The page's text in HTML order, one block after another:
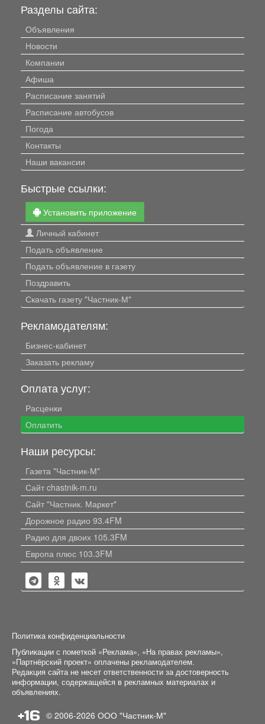
Разделы сайта:
Объявления
Новости
Компании
Афиша
Расписание занятий
Расписание автобусов
Погода
Контакты
Наши вакансии
Быстрые ссылки:
Установить приложение
Личный кабинет
Подать объявление
Подать объявление в газету
Поздравить
Скачать газету "Частник-М"
Рекламодателям:
Бизнес-кабинет
Заказать рекламу
Оплата услуг:
Расценки
Оплатить
Наши ресурсы:
Газета "Частник-М"
Сайт chastnik-m.ru
Сайт "Частник. Маркет"
Дорожное радио 93.4FM
Радио для двоих 105.3FM
Европа плюс 103.3FM
Политика конфиденциальности
Публикации с пометкой «Реклама», «На правах рекламы»,
«Партнёрский проект» оплачены рекламодателем.
Редакция сайта не несет ответственности за достоверность
информации, содержащейся в рекламных материалах и
объявлениях.
+16 © 2006-2026 ООО "Частник-М"